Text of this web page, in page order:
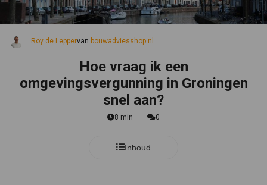
Roy de Leppervan bouwadviesshop.nl
Hoe vraag ik een
omgevingsvergunning in Groningen
snel aan?
8 min 0
Inhoud